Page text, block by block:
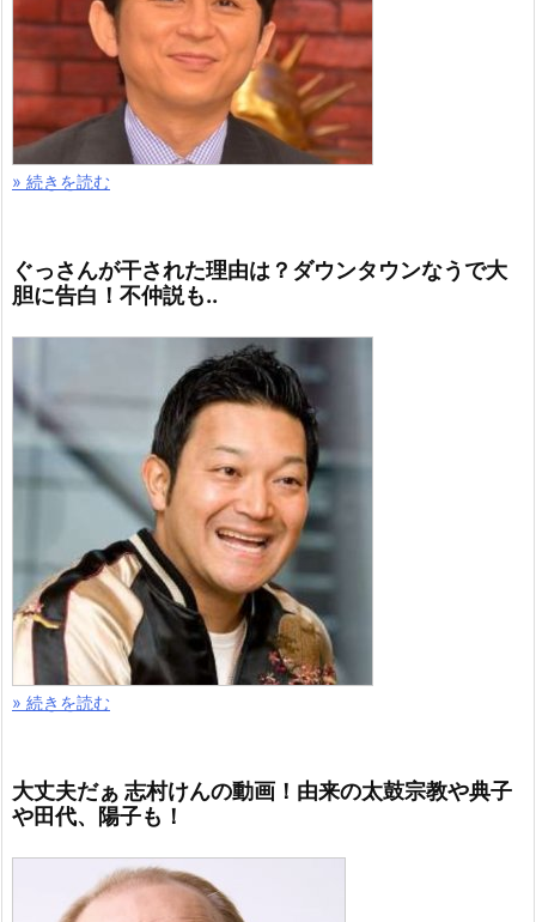
» 続きを読む
ぐっさんが干された理由は？ダウンタウンなうで大
胆に告白！不仲説も..
» 続きを読む
大丈夫だぁ 志村けんの動画！由来の太鼓宗教や典子
や田代、陽子も！